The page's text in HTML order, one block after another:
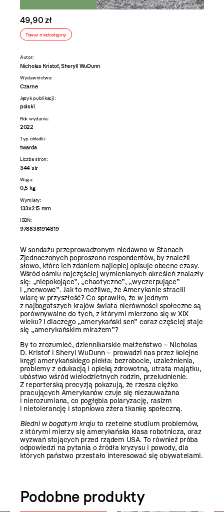
49,90 zł
Towar niedostępny
Autor:
Nicholas Kristof, Sheryll WuDunn
Wydawnictwo:
Czarne
Język publikacji:
polski
Rok wydania:
2022
Typ okładki:
twarda
Liczba stron:
344 str
Waga:
0,5 kg
Wymiary:
133x215 mm
ISBN:
9788381914819
W sondażu przeprowadzonym niedawno w Stanach
Zjednoczonych poproszono respondentów, by znaleźli
słowo, które ich zdaniem najlepiej opisuje obecne czasy.
Wśród ośmiu najczęściej wymienianych określeń znalazły
się: „niepokojące”, „chaotyczne”, „wyczerpujące”
i „nerwowe”. Jak to możliwe, że Amerykanie stracili
wiarę w przyszłość? Co sprawiło, że w jednym
z najbogatszych krajów świata nierówności społeczne są
porównywalne do tych, z którymi mierzono się w XIX
wieku? I dlaczego „amerykański sen” coraz częściej staje
się „amerykańskim mirażem”?
By to zrozumieć, dziennikarskie małżeństwo – Nicholas
D. Kristof i Sheryl WuDunn – prowadzi nas przez kolejne
kręgi amerykańskiego piekła: bezrobocie, uzależnienia,
problemy z edukacją i opieką zdrowotną, utrata majątku,
ubóstwo wśród wielodzietnych rodzin, przeludnienie.
Z reporterską precyzją pokazują, że rzesza ciężko
pracujących Amerykanów czuje się niezauważana
i nierozumiana, co pogłębia polaryzację, rasizm
i nietolerancję i stopniowo zżera tkankę społeczną.
Biedni w bogatym krajuto rzetelne studium problemów,
z którymi mierzy się amerykańska klasa robotnicza, oraz
wyzwań stojących przed rządem USA. To również próba
odpowiedzi na pytania o źródła kryzysu i powody, dla
których państwo przestało interesować się obywatelami.
Podobne produkty